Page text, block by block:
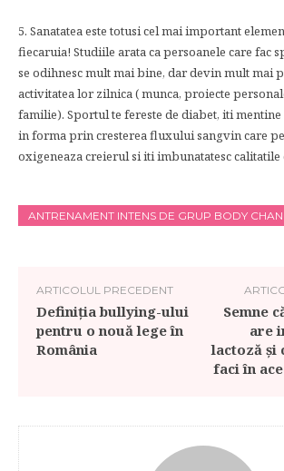
5. Sanatatea este totusi cel mai important
fiecaruia! Studiile arata ca persoanele care fac
se odihnesc mult mai bine, dar devin mult mai
activitatea lor zilnica ( munca, proiecte
familie). Sportul te fereste de diabet, iti
in forma prin cresterea fluxului sangvin care
oxigeneaza creierul si iti imbunatatesc
ANTRENAMENT INTENS DE GRUP BODY
ARTICOLUL PRECEDENT
Definiţia bullying-ului
pentru o nouă lege în
România
Semne
are
lactoză și
faci în